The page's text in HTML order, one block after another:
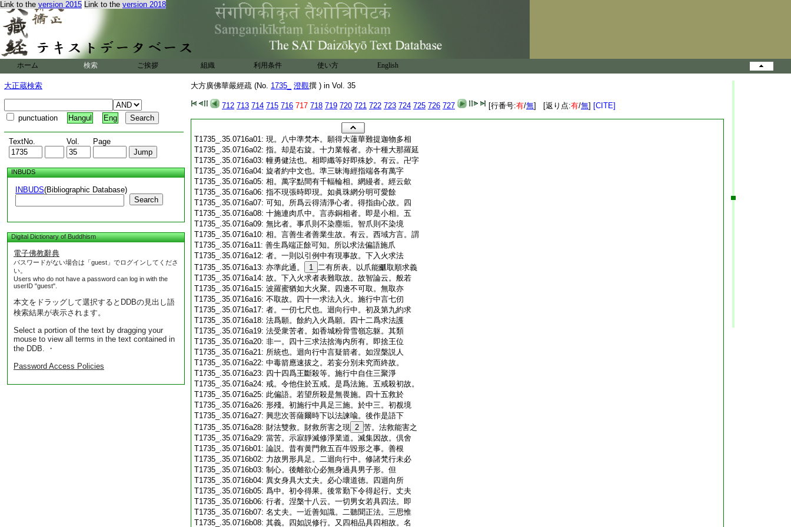
Link to the version 2015 Link to the version 2018
ホーム 検索 ご挨拶 組織 利用条件 使い方 English
大正蔵検索
punctuation Hangul Eng
TextNo. Vol. Page
INBUDS
INBUDS(Bibliographic Database)
Search
Digital Dictionary of Buddhism
電子佛教辭典
パスワードがない場合は「guest」でログインしてくださ
い。
Users who do not have a password can log in with the
userID "guest".
本文をドラッグして選択するとDDBの見出し語
検索結果が表示されます。
Select a portion of the text by dragging your
mouse to view all terms in the text contained in
the DDB. ・
Password Access Policies
大方廣佛華嚴經疏 (No. 1735_ 澄觀撰 ) in Vol. 35
712 713 714 715 716 717 718 719 720 721 722 723 724 725 726 727 [行番号:有/無] [返り点:有/無] [CITE]
T1735_.35.0716a01: 現。八中準梵本。願得大蓮華難提迦物多相
T1735_.35.0716a02: 指。却是右旋。十力業報者。亦十種大那羅延
T1735_.35.0716a03: 幢勇健法也。相即纖等好即殊妙。有云。卍字
T1735_.35.0716a04: 旋者約中文也。準三昧海經指端各有萬字
T1735_.35.0716a05: 相。萬字點間有千輻輪相。網縵者。經云歛
T1735_.35.0716a06: 指不現張時即現。如眞珠網分明可愛餘
T1735_.35.0716a07: 可知。所爲云得清淨心者。得指由心故。四
T1735_.35.0716a08: 十施連肉爪中。言赤銅相者。即是小相。五
T1735_.35.0716a09: 無比者。事爪則不染塵垢。智爪則不染境
T1735_.35.0716a10: 相。言善生者善業生故。有云。西域方言。謂
T1735_.35.0716a11: 善生爲端正餘可知。所以求法偏語施爪
T1735_.35.0716a12: 者。一則以引例中有現事故。下入火求法
T1735_.35.0716a13: 亦準此通。 1 二有所表。以爪能爴取順求義
T1735_.35.0716a14: 故。下入火求者表難取故。故智論云。般若
T1735_.35.0716a15: 波羅蜜猶如大火聚。四邊不可取。無取亦
T1735_.35.0716a16: 不取故。四十一求法入火。施行中言七仞
T1735_.35.0716a17: 者。一仞七尺也。迴向行中。初及第九約求
T1735_.35.0716a18: 法爲願。餘約入火爲願。四十二爲求法護
T1735_.35.0716a19: 法受衆苦者。如香城粉骨雪嶺忘躯。其類
T1735_.35.0716a20: 非一。四十三求法捨海内所有。即捨王位
T1735_.35.0716a21: 所統也。迴向行中言疑箭者。如涅槃説人
T1735_.35.0716a22: 中毒箭應速拔之。若妄分別未究而終故。
T1735_.35.0716a23: 四十四爲王斷殺等。施行中自住三聚淨
T1735_.35.0716a24: 戒。令他住於五戒。是爲法施。五戒殺初故。
T1735_.35.0716a25: 此偏語。若望所殺是無畏施。四十五救於
T1735_.35.0716a26: 形殘。初施行中具足三施。於中三。初覩境
T1735_.35.0716a27: 興悲次菩薩爾時下以法諫喩。後作是語下
T1735_.35.0716a28: 財法雙救。財救所害之現 2 苦。法救能害之
T1735_.35.0716a29: 當苦。示寂靜滅修淨業道。滅集因故。倶舍
T1735_.35.0716b01: 論説。昔有黄門救五百牛毀形之事。善根
T1735_.35.0716b02: 力故男形具足。二迴向行中。修諸梵行未必
T1735_.35.0716b03: 制心。後離欲心必無身過具男子形。但
T1735_.35.0716b04: 異女身具大丈夫。必心壞道徳。四迴向所
T1735_.35.0716b05: 爲中。初令得果。後常勤下令得起行。丈夫
T1735_.35.0716b06: 行者。涅槃十八云。一切男女若具四法。即
T1735_.35.0716b07: 名丈夫。一近善知識。二聽聞正法。三思惟
T1735_.35.0716b08: 其義。四如説修行。又四相品具四相故。名